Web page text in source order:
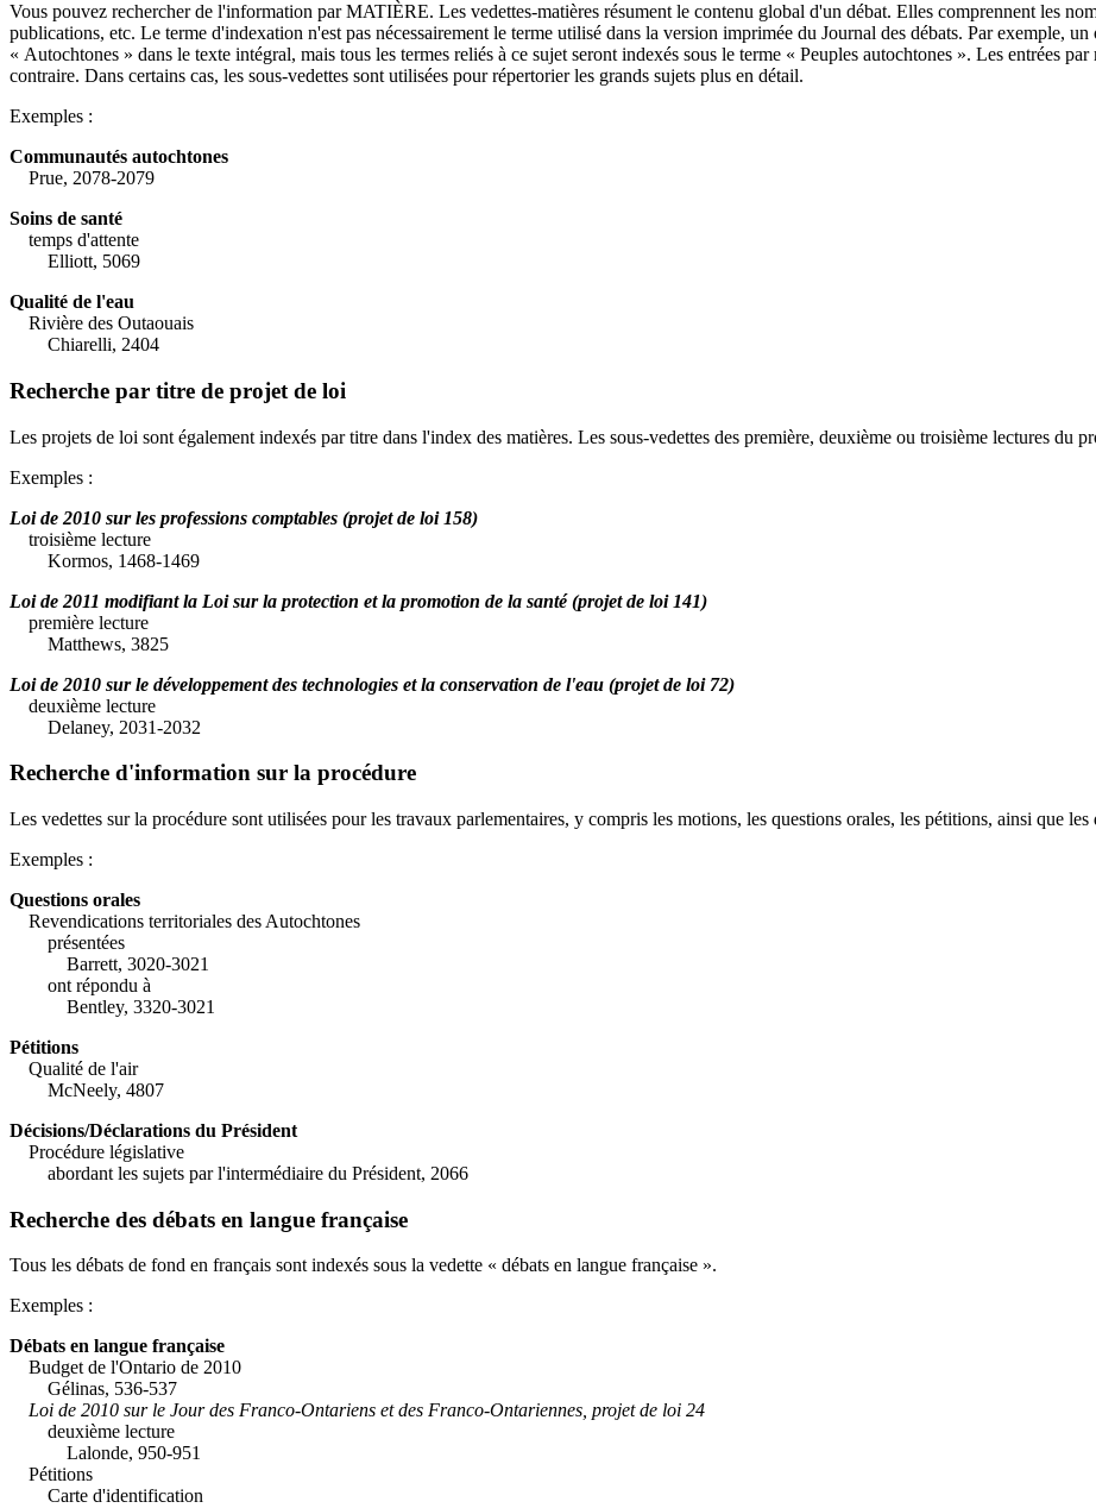
Vous pouvez rechercher de l'information par MATIÈRE. Les vedettes-matières résument le contenu global d'un débat. Elles comprennent les
publications, etc. Le terme d'indexation n'est pas nécessairement le terme utilisé dans la version imprimée du Journal des débats. Par exemple,
« Autochtones » dans le texte intégral, mais tous les termes reliés à ce sujet seront indexés sous le terme « Peuples autochtones ». Les entrées
contraire. Dans certains cas, les sous-vedettes sont utilisées pour répertorier les grands sujets plus en détail.
Exemples :
Communautés autochtones
Prue, 2078-2079
Soins de santé
temps d'attente
Elliott, 5069
Qualité de l'eau
Rivière des Outaouais
Chiarelli, 2404
Recherche par titre de projet de loi
Les projets de loi sont également indexés par titre dans l'index des matières. Les sous-vedettes des première, deuxième ou troisième lectures du
Exemples :
Loi de 2010 sur les professions comptables (projet de loi 158)
troisième lecture
Kormos, 1468-1469
Loi de 2011 modifiant la Loi sur la protection et la promotion de la santé (projet de loi 141)
première lecture
Matthews, 3825
Loi de 2010 sur le développement des technologies et la conservation de l'eau (projet de loi 72)
deuxième lecture
Delaney, 2031-2032
Recherche d'information sur la procédure
Les vedettes sur la procédure sont utilisées pour les travaux parlementaires, y compris les motions, les questions orales, les pétitions, ainsi que
Exemples :
Questions orales
Revendications territoriales des Autochtones
présentées
Barrett, 3020-3021
ont répondu à
Bentley, 3320-3021
Pétitions
Qualité de l'air
McNeely, 4807
Décisions/Déclarations du Président
Procédure législative
abordant les sujets par l'intermédiaire du Président, 2066
Recherche des débats en langue française
Tous les débats de fond en français sont indexés sous la vedette « débats en langue française ».
Exemples :
Débats en langue française
Budget de l'Ontario de 2010
Gélinas, 536-537
Loi de 2010 sur le Jour des Franco-Ontariens et des Franco-Ontariennes, projet de loi 24
deuxième lecture
Lalonde, 950-951
Pétitions
Carte d'identification